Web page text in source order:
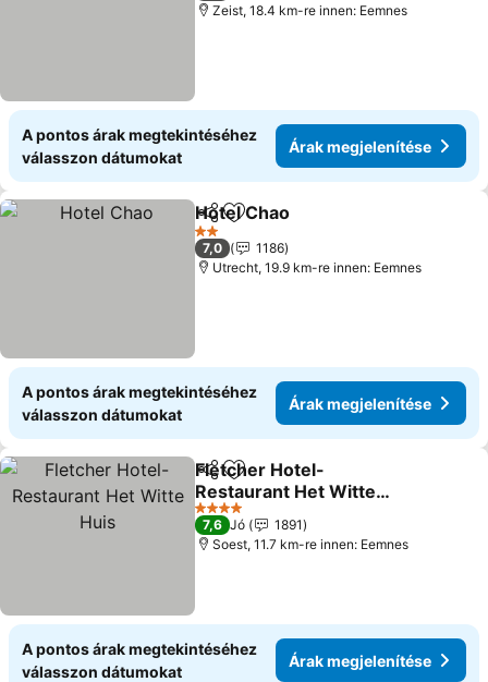
Zeist, 18.4 km-re innen: Eemnes
A pontos árak megtekintéséhez
válasszon dátumokat
Árak megjelenítése
Megosztás
Hozzáadás a kedvencekhez
Hotel Chao
2 Kategória
7,0
1186
Utrecht, 19.9 km-re innen: Eemnes
A pontos árak megtekintéséhez
válasszon dátumokat
Árak megjelenítése
Megosztás
Hozzáadás a kedvencekhez
Fletcher Hotel-
Restaurant Het Witte
Huis
4 Kategória
7,6 Jó
1891
Soest, 11.7 km-re innen: Eemnes
A pontos árak megtekintéséhez
válasszon dátumokat
Árak megjelenítése